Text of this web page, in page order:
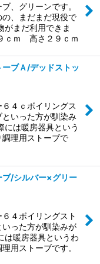
、グリーンです。
、まだまだ現役で
がまだ利用できま
ｃｍ 高さ２９ｃｍ
ブＡ/デッドストッ
４ｃボイリングス
いった方が馴染み
には暖房器具という
理用ストーブで
ブ/シルバー×グリー
４ボイリングスト
った方が馴染みが
は暖房器具というわ
用ストーブです。